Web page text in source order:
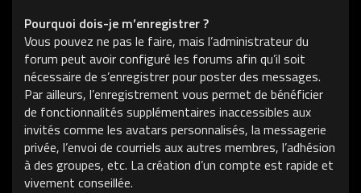
Pourquoi dois-je m’enregistrer ?
Vous pouvez ne pas le faire, mais l’administrateur du
forum peut avoir configuré les forums afin qu’il soit
nécessaire de s’enregistrer pour poster des messages.
Par ailleurs, l’enregistrement vous permet de bénéficier
de fonctionnalités supplémentaires inaccessibles aux
invités comme les avatars personnalisés, la messagerie
privée, l’envoi de courriels aux autres membres, l’adhésion
à des groupes, etc. La création d’un compte est rapide et
vivement conseillée.